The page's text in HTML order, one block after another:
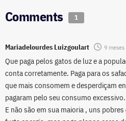
Comments 1
Mariadelourdes Luizgoulart 9 meses
Que paga pelos gatos de luz e a
conta corretamente. Paga para os
que mais consomem e desperdiçam
pagaram pelo seu consumo excessivo.
E não são em sua maioria , uns